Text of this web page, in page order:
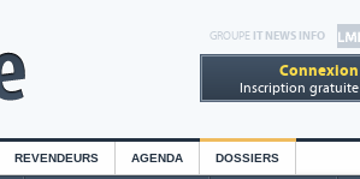
GROUPE IT NEWS INFO
Connexion
Inscription gratuite
REVENDEURS AGENDA DOSSIERS